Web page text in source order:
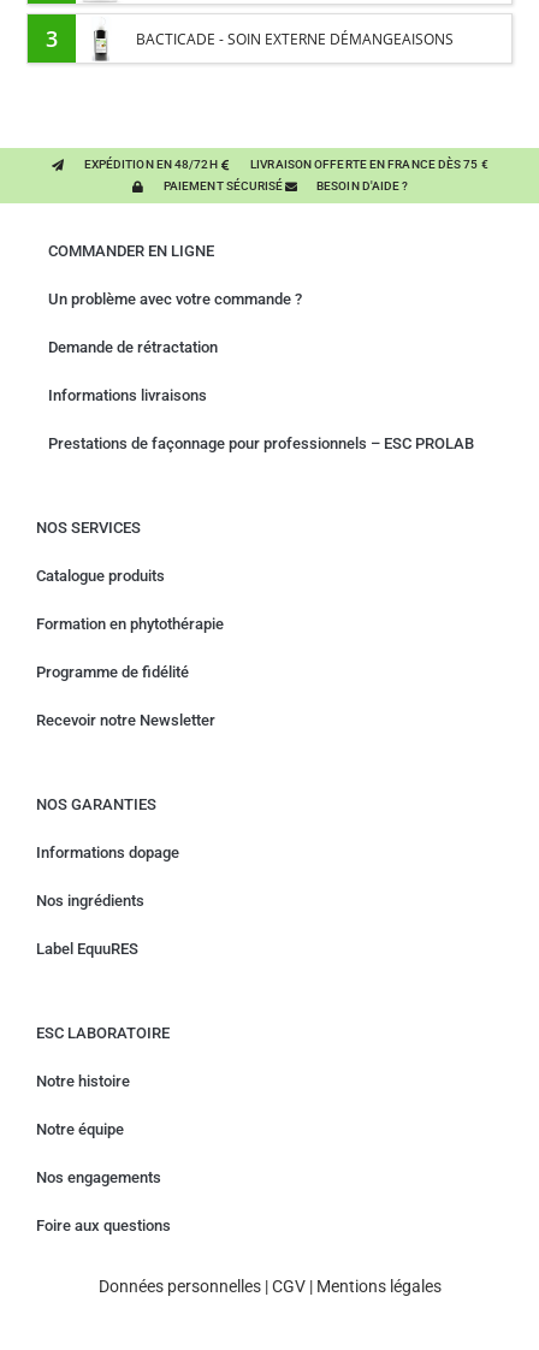
3 BACTICADE - SOIN EXTERNE DÉMANGEAISONS
EXPÉDITION EN 48/72H
LIVRAISON OFFERTE EN FRANCE DÈS 75 €
PAIEMENT SÉCURISÉ
BESOIN D'AIDE ?
COMMANDER EN LIGNE
Un problème avec votre commande ?
Demande de rétractation
Informations livraisons
Prestations de façonnage pour professionnels – ESC PROLAB
NOS SERVICES
Catalogue produits
Formation en phytothérapie
Programme de fidélité
Recevoir notre Newsletter
NOS GARANTIES
Informations dopage
Nos ingrédients
Label EquuRES
ESC LABORATOIRE
Notre histoire
Notre équipe
Nos engagements
Foire aux questions
Données personnelles|CGV| Mentions légales